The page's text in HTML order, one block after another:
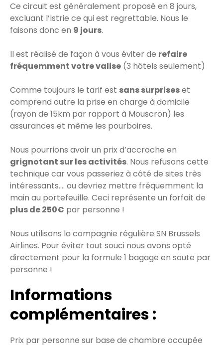
Ce circuit est généralement proposé en 8 jours,
excluant l’Istrie ce qui est regrettable. Nous le
faisons donc en 9 jours.
Il est réalisé de façon à vous éviter de refaire
fréquemment votre valise (3 hôtels seulement)
Comme toujours le tarif est sans surpriseset
comprend outre la prise en charge à domicile
(rayon de 15km par rapport à Mouscron) les
assurances et même les pourboires.
Nous pourrions avoir un prix d’accroche en
grignotant sur les activités. Nous refusons cette
technique car vous passeriez à côté de sites très
intéressants.... ou devriez mettre fréquemment la
main au portefeuille. Ceci représente un forfait de
plus de 250€ par personne !
Nous utilisons la compagnie régulière SN Brussels
Airlines. Pour éviter tout souci nous avons opté
directement pour la formule 1 bagage en soute par
personne !
Informations
complémentaires :
Prix par personne sur base de chambre occupée